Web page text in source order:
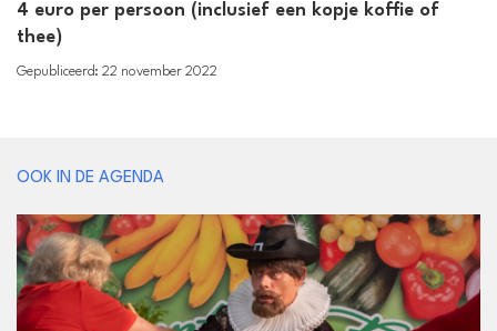
4 euro per persoon (inclusief een kopje koffie of
thee)
Gepubliceerd: 22 november 2022
OOK IN DE AGENDA